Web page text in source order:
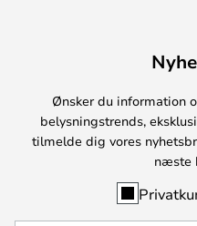
Ønsker du information
belysningstrends,
tilmelde dig vores
næste